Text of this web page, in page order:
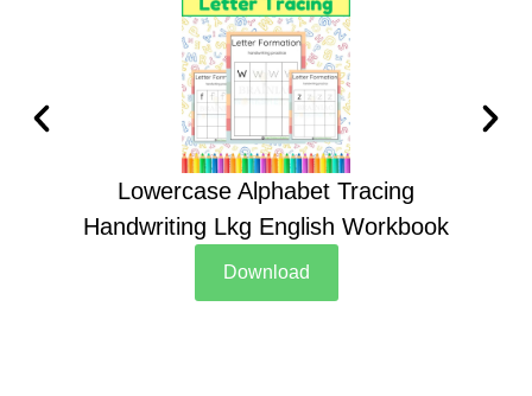
Lowercase Alphabet Tracing
Handwriting Lkg English Workbook
Download